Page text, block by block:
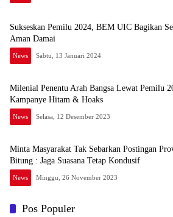
Sukseskan Pemilu 2024, BEM UIC Bagikan
Aman Damai
News Sabtu, 13 Januari 2024
Milenial Penentu Arah Bangsa Lewat Pemilu
Kampanye Hitam & Hoaks
News Selasa, 12 Desember 2023
Minta Masyarakat Tak Sebarkan Postingan
Bitung : Jaga Suasana Tetap Kondusif
News Minggu, 26 November 2023
Pos PopulerWaspada Karhutla dan